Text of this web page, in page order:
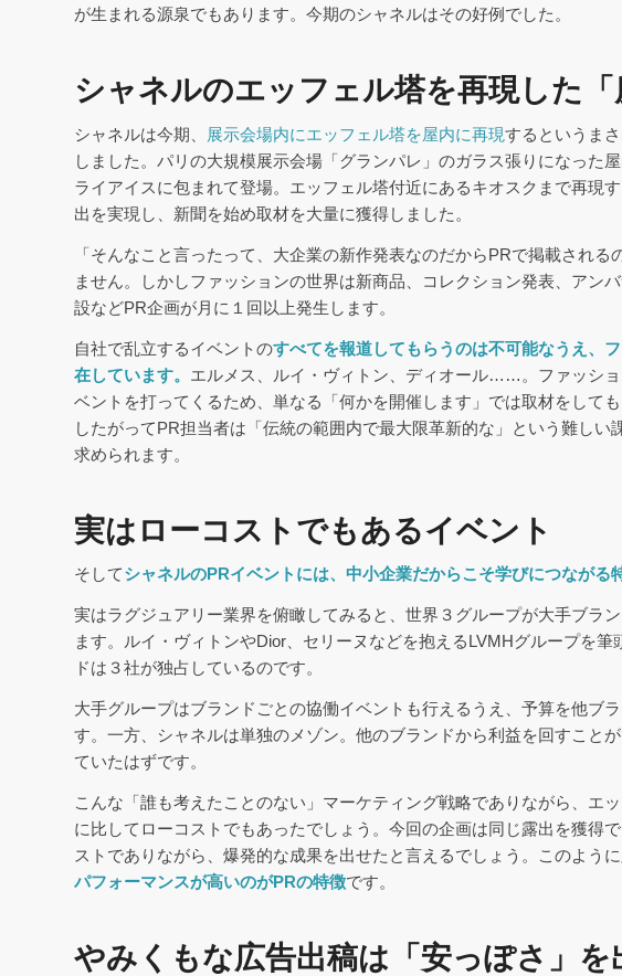
が生まれる源泉でもあります。今期のシャネルはその好例でした。
シャネルのエッフェル塔を再現した「
シャネルは今期、 展示会場内にエッフェル塔を屋内に再現するというま
しました。パリの大規模展示会場「グランパレ」のガラス張りになった
ライアイスに包まれて登場。エッフェル塔付近にあるキオスクまで再現
出を実現し、新聞を始め取材を大量に獲得しました。
「そんなこと言ったって、大企業の新作発表なのだからPRで掲載され
ません。しかしファッションの世界は新商品、コレクション発表、アン
設などPR企画が月に１回以上発生します。
自社で乱立するイベントのすべてを報道してもらうのは不可能なうえ、
在しています。 エルメス、ルイ・ヴィトン、ディオール……。ファッシ
ベントを打ってくるため、単なる「何かを開催します」では取材をして
したがってPR担当者は「伝統の範囲内で最大限革新的な」という難しい
求められます。
実はローコストでもあるイベント
そしてシャネルのPRイベントには、中小企業だからこそ学びにつながる
実はラグジュアリー業界を俯瞰してみると、世界３グループが大手ブラ
ます。ルイ・ヴィトンやDior、セリーヌなどを抱えるLVMHグループを
ドは３社が独占しているのです。
大手グループはブランドごとの協働イベントも行えるうえ、予算を他ブ
す。一方、シャネルは単独のメゾン。他のブランドから利益を回すこと
ていたはずです。
こんな「誰も考えたことのない」マーケティング戦略でありながら、エ
に比してローコストでもあったでしょう。今回の企画は同じ露出を獲得
ストでありながら、爆発的な成果を出せたと言えるでしょう。このように
パフォーマンスが高いのがPRの特徴です。
やみくもな広告出稿は「安っぽさ」を